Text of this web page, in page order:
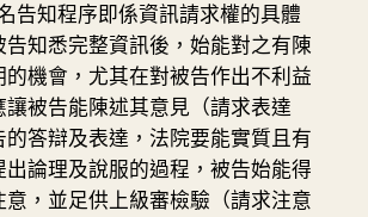
告知程序即係資訊請求權的具體
告知悉完整資訊後，始能對之有陳
的機會，尤其在對被告作出不利益
讓被告能陳述其意見（請求表達
的答辯及表達，法院要能實質且有
出論理及說服的過程，被告始能得
意，並足供上級審檢驗（請求注意